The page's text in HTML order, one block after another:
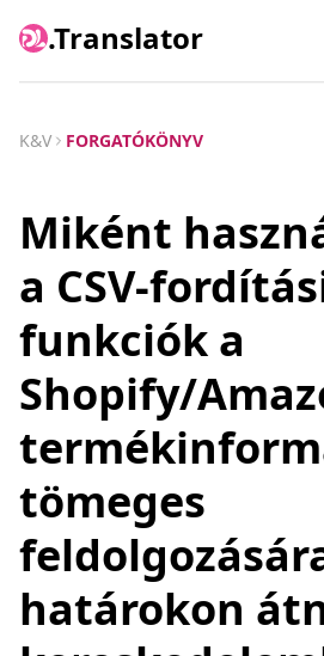
.Translator
K&V FORGATÓKÖNYV
Miként
a CSV-
funkciók a
Shopify/
tömeges
határokon